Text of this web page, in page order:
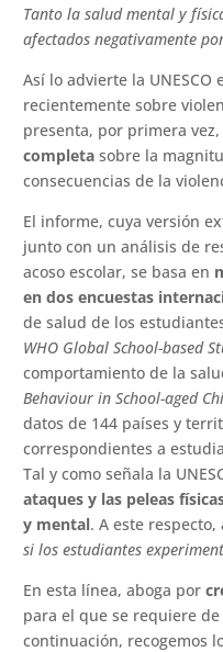
Tanto la salud mental y
afectados negativamente
Así lo advierte la
recientemente sobre
presenta, por primera
completa sobre la
consecuencias de la
El informe, cuya versión
junto con un análisis de
acoso escolar, se basa en
en dos encuestas
de salud de los
WHO Global School-based
comportamiento de la
Behaviour in School-aged
datos de 144 países y
correspondientes a
Tal y como señala la
ataques y las peleas
y mental. A este
si los estudiantes
En esta línea, aboga por
para el que se requiere
continuación, recogemos